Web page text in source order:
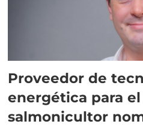
Proveedor de
energética para
salmonicultor